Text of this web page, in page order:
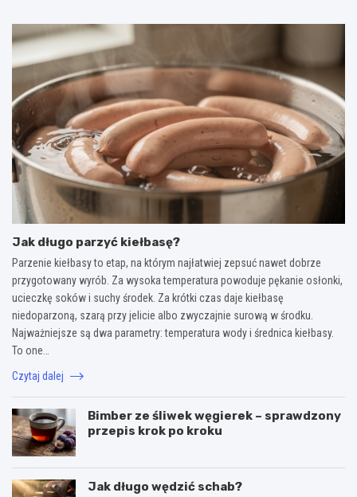
Jak długo parzyć kiełbasę?
Parzenie kiełbasy to etap, na którym najłatwiej zepsuć nawet dobrze
przygotowany wyrób. Za wysoka temperatura powoduje pękanie osłonki,
ucieczkę soków i suchy środek. Za krótki czas daje kiełbasę
niedoparzoną, szarą przy jelicie albo zwyczajnie surową w środku.
Najważniejsze są dwa parametry: temperatura wody i średnica kiełbasy.
To one…
Czytaj dalej
Bimber ze śliwek węgierek – sprawdzony
przepis krok po kroku
Jak długo wędzić schab?